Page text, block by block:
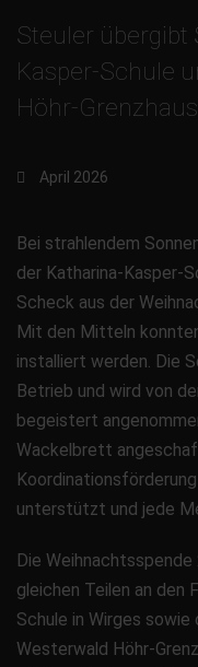
Steuler übergibt
Kasper-Schule
Höhr-
April 2026
Bei strahlendem
der Katharina-Kasper-
Scheck aus der
Mit den Mitteln
installiert werden. Die
Betrieb und wird von
begeistert
Wackelbrett
unterstützt und jede
Die
gleichen Teilen an den
Schule in Wirges
Westerwald Höhr-